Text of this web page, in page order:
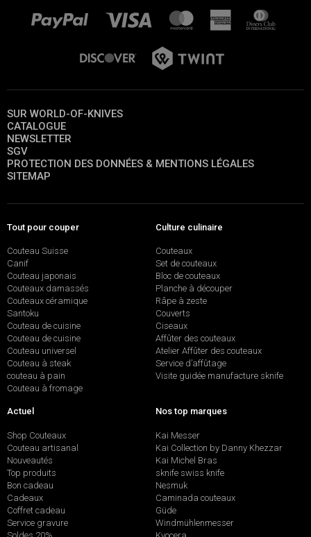
SUR WORLD-OF-KNIVES
CATALOGUE
NEWSLETTER
SGV
PROTECTION DES DONNÉES & MENTIONS LÉGALES
SITEMAP
Tout pour couper
Couteau Suisse
Canif
Couteau japonais
Couteaux damassés
Couteaux céramique
Santoku
Couteau de cuisine
Couteau de cuisine
Couteau universel
Couteau à steak
couteau à pain
Couteau à fromage
Culture culinaire
Couteaux
Set de couteaux
Bloc de couteaux
Planche à découper
Râpe à zeste
Couverts
Ciseaux
Affûter des couteaux
Atelier Affûter des couteaux
Service d’affûtage
Visite guidée manufacture sknife
Actuel
Shop Couteaux
Couteau artisanal
Nouveautés
Top produits
Bon cadeau
Cadeaux
Coffret cadeau
Service gravure
Nos top marques
Kai Messer
Kai Collection by Danny Khezzar
Kai Michel Bras
sknife swiss knife
Nesmuk
Caminada couteaux
Güde
Windmühlenmesser